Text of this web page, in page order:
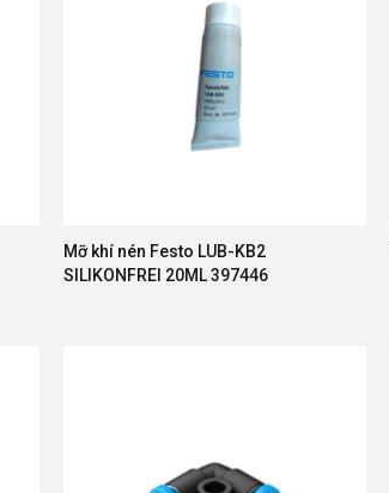
Mỡ khí nén Festo LUB-KB2
SILIKONFREI 20ML 397446